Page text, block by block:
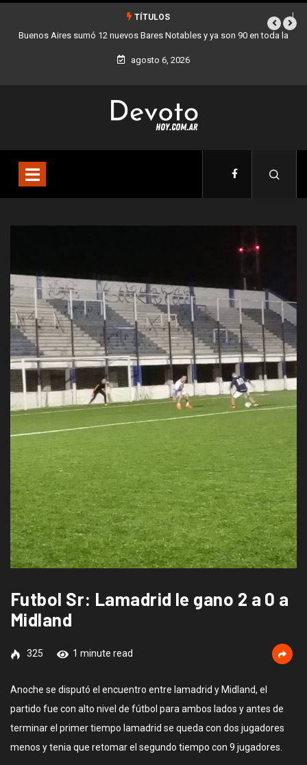
TÍTULOS
Aires sumó 12 nuevos Bares Notables y ya son 90 en toda la
Ciudad
Los stands
agosto 6, 2026
Futbol Sr: Lamadrid le gano 2 a 0 a
Midland
325 1 minute read
Anoche se disputó el encuentro entre lamadrid y Midland, el
partido fue con alto nivel de fútbol para ambos lados y antes de
terminar el primer tiempo lamadrid se queda con dos jugadores
menos y tenia que retomar el segundo tiempo con 9 jugadores.